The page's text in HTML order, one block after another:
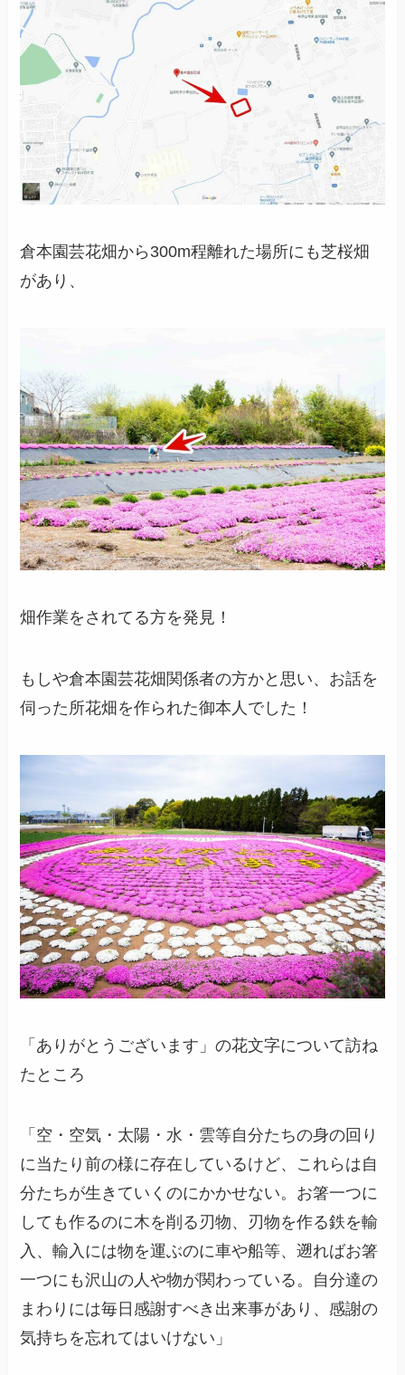
倉本園芸花畑から300m程離れた場所にも芝桜畑
があり、
畑作業をされてる方を発見！
もしや倉本園芸花畑関係者の方かと思い、お話を
伺った所花畑を作られた御本人でした！
「ありがとうございます」の花文字について訪ね
たところ
「空・空気・太陽・水・雲等自分たちの身の回り
に当たり前の様に存在しているけど、これらは自
分たちが生きていくのにかかせない。お箸一つに
しても作るのに木を削る刃物、刃物を作る鉄を輸
入、輸入には物を運ぶのに車や船等、遡ればお箸
一つにも沢山の人や物が関わっている。自分達の
まわりには毎日感謝すべき出来事があり、感謝の
気持ちを忘れてはいけない」